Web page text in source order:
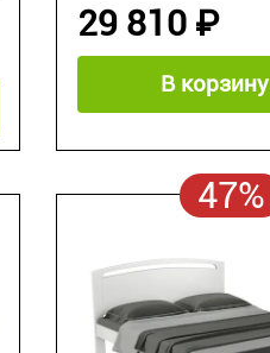
29 810 ₽
В корзину
47%